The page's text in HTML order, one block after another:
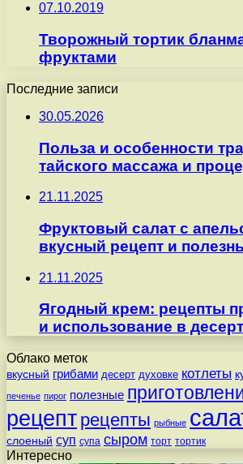
07.10.2019
Творожный тортик
фруктами
Последние записи
30.05.2026
Польза и особенности
тайского массажа и
21.11.2025
Фруктовый салат с
вкусный рецепт и
21.11.2025
Ягодный крем: рецепты
и использование в
Облако меток
вкусный грибами десерт духовке котлеты
печенье пирог полезные
рецепт рецепты рыбные
слоеный суп супа сыром торт тортик
Интересно